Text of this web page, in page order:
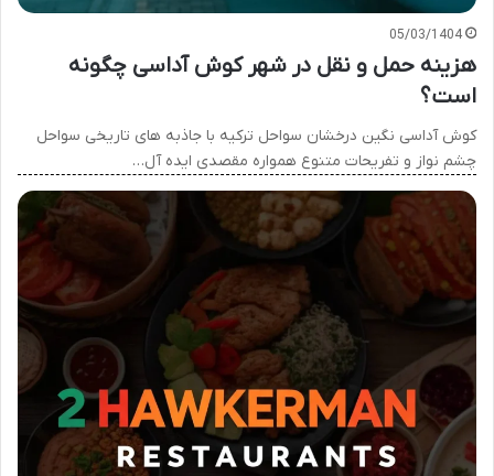
05/03/1404
هزینه حمل و نقل در شهر کوش آداسی چگونه
است؟
کوش آداسی نگین درخشان سواحل ترکیه با جاذبه های تاریخی سواحل
چشم نواز و تفریحات متنوع همواره مقصدی ایده آل…